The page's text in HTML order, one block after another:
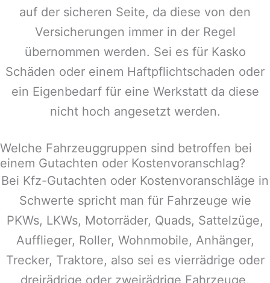
auf der sicheren Seite, da diese von den
Versicherungen immer in der Regel
übernommen werden. Sei es für Kasko
Schäden oder einem Haftpflichtschaden oder
ein Eigenbedarf für eine Werkstatt da diese
nicht hoch angesetzt werden.
Welche Fahrzeuggruppen sind betroffen bei
einem Gutachten oder Kostenvoranschlag?
Bei Kfz-Gutachten oder Kostenvoranschläge in
Schwerte spricht man für Fahrzeuge wie
PKWs, LKWs, Motorräder, Quads, Sattelzüge,
Aufflieger, Roller, Wohnmobile, Anhänger,
Trecker, Traktore, also sei es vierrädrige oder
dreirädrige oder zweirädrige Fahrzeuge.